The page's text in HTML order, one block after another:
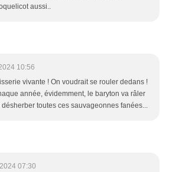
aussi..
10:56
vivante ! On voudrait se rouler dedans !
année, évidemment, le baryton va râler
toutes ces sauvageonnes fanées...
07:30